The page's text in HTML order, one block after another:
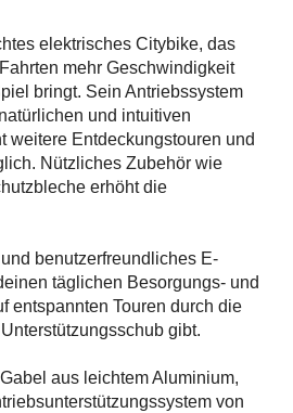
elektrisches Citybike, das
mehr Geschwindigkeit
bringt. Sein Antriebssystem
und intuitiven
weitere Entdeckungstouren und
Nützliches Zubehör wie
erhöht die
benutzerfreundliches E-
täglichen Besorgungs- und
entspannten Touren durch die
gibt.
aus leichtem Aluminium,
von